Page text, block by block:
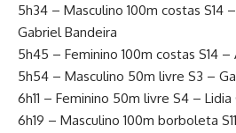
5h34 – Masculino 100m costas S14
Gabriel Bandeira
5h45 – Feminino 100m costas S14
5h54 – Masculino 50m livre S3 –
6h11 – Feminino 50m livre S4 –
6h19 – Masculino 100m borboleta